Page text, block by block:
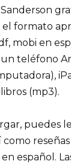
el formato
mobi en
teléfono
(mp3).
puedes
como
español.